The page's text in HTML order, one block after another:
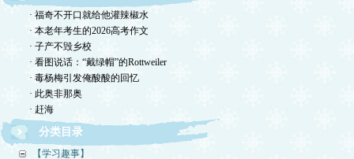
· 福奇不开口就给他灌辣椒水
· 本老年考生的2026高考作文
· 子产不毁乡校
· 看图说话：“戴绿帽”的Rottweiler
· 毒杨梅引发俺酸酸的回忆
· 此奥非那奥
· 赶海
分类目录
【学习趣事】